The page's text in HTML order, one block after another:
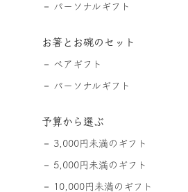
パーソナルギフト
お箸とお碗のセット
ペアギフト
パーソナルギフト
予算から選ぶ
3,000円未満のギフト
5,000円未満のギフト
10,000円未満のギフト